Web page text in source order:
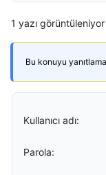
1 yazı
Bu konuyu
Kullanıcı adı:
Parola: